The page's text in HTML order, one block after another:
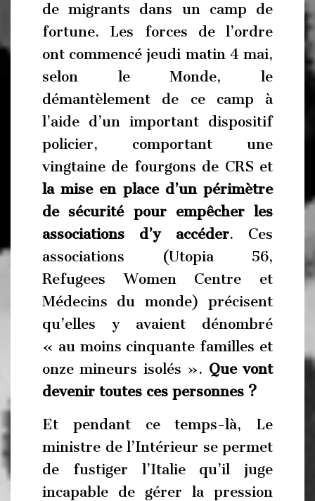
de migrants dans un camp de
fortune. Les forces de l’ordre
ont commencé jeudi matin 4 mai,
selon le Monde, le
démantèlement de ce camp à
l’aide d’un important dispositif
policier, comportant une
vingtaine de fourgons de CRS et
la mise en place d’un périmètre
de sécurité pour empêcher les
associations d’y accéder. Ces
associations (Utopia 56,
Refugees Women Centre et
Médecins du monde) précisent
qu’elles y avaient dénombré
« au moins cinquante familles et
onze mineurs isolés ». Que vont
devenir toutes ces personnes ?
Et pendant ce temps-là, Le
ministre de l’Intérieur se permet
de fustiger l’Italie qu’il juge
incapable de gérer la pression